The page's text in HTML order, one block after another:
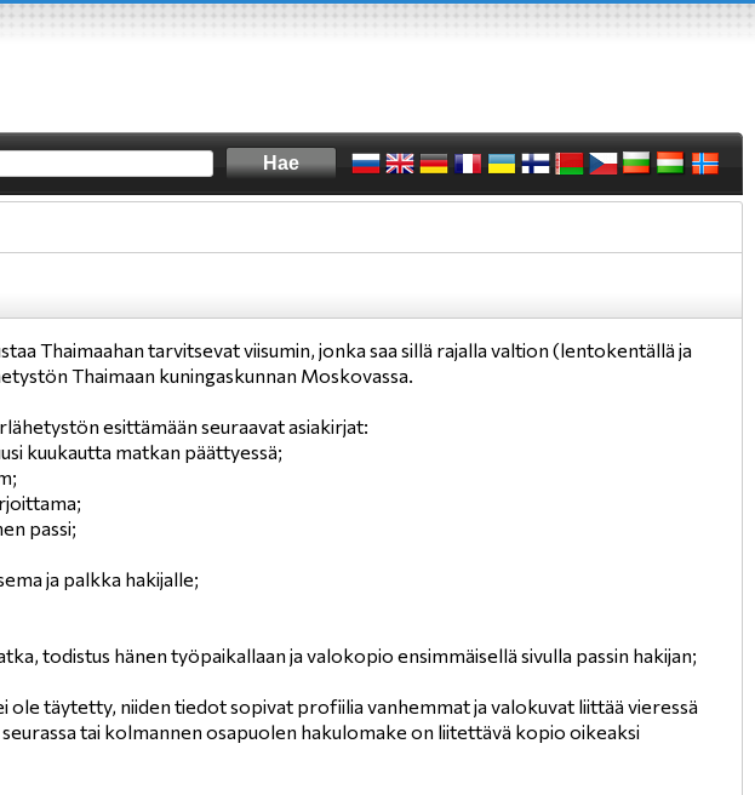
Thaimaahan tarvitsevat viisumin, jonka saa sillä rajalla valtion (lentokentällä ja
Thaimaan kuningaskunnan Moskovassa.
esittämään seuraavat asiakirjat:
kuukautta matkan päättyessä;
passi;
ja palkka hakijalle;
todistus hänen työpaikallaan ja valokopio ensimmäisellä sivulla passin hakijan;
ole täytetty, niiden tiedot sopivat profiilia vanhemmat ja valokuvat liittää vieressä
tai kolmannen osapuolen hakulomake on liitettävä kopio oikeaksi